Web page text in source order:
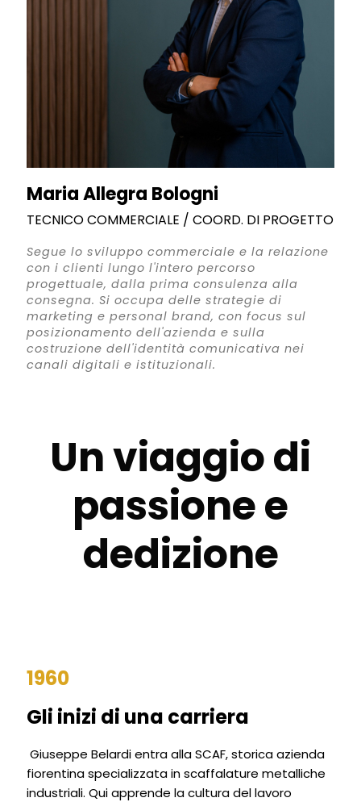
Maria Allegra Bologni
TECNICO COMMERCIALE / COORD. DI PROGETTO
Segue lo sviluppo commerciale e la relazione
con i clienti lungo l'intero percorso
progettuale, dalla prima consulenza alla
consegna. Si occupa delle strategie di
marketing e personal brand, con focus sul
posizionamento dell'azienda e sulla
costruzione dell'identità comunicativa nei
canali digitali e istituzionali.
Un viaggio di
passione e
dedizione
1960
Gli inizi di una carriera
Giuseppe Belardi entra alla SCAF, storica azienda
fiorentina specializzata in scaffalature metalliche
industriali. Qui apprende la cultura del lavoro